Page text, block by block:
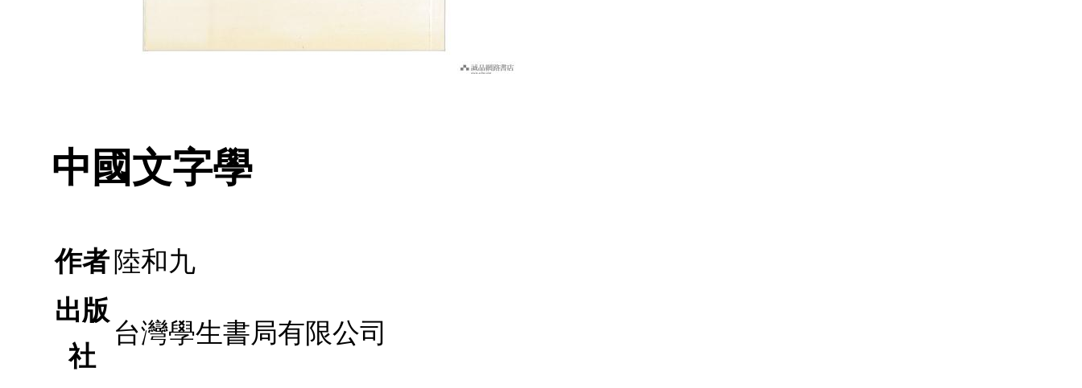
中國文字學
作者 陸和九
出版
社
台灣學生書局有限公司